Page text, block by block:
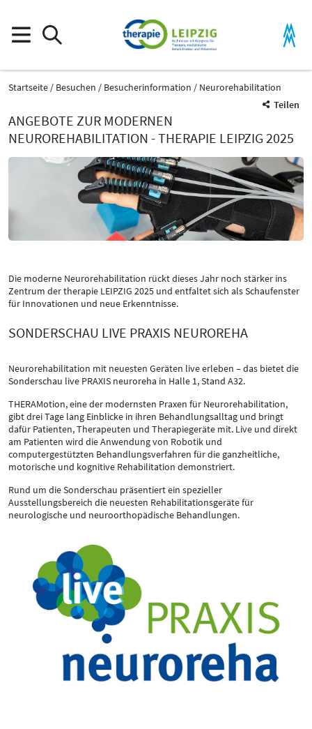
Startseite Besuchen Besucherinformation
Neurorehabilitation
Teilen
ANGEBOTE ZUR MODERNEN
NEUROREHABILITATION - THERAPIE LEIPZIG 2025
Die moderne Neurorehabilitation rückt dieses Jahr noch stärker ins
Zentrum der therapie LEIPZIG 2025 und entfaltet sich als Schaufenster
für Innovationen und neue Erkenntnisse.
SONDERSCHAU LIVE PRAXIS NEUROREHA
Neurorehabilitation mit neuesten Geräten live erleben – das bietet die
Sonderschau live PRAXIS neuroreha in Halle 1, Stand A32.
THERAMotion, eine der modernsten Praxen für Neurorehabilitation,
gibt drei Tage lang Einblicke in ihren Behandlungsalltag und bringt
dafür Patienten, Therapeuten und Therapiegeräte mit. Live und direkt
am Patienten wird die Anwendung von Robotik und
computergestützten Behandlungsverfahren für die ganzheitliche,
motorische und kognitive Rehabilitation demonstriert.
Rund um die Sonderschau präsentiert ein spezieller
Ausstellungsbereich die neuesten Rehabilitationsgeräte für
neurologische und neuroorthopädische Behandlungen.